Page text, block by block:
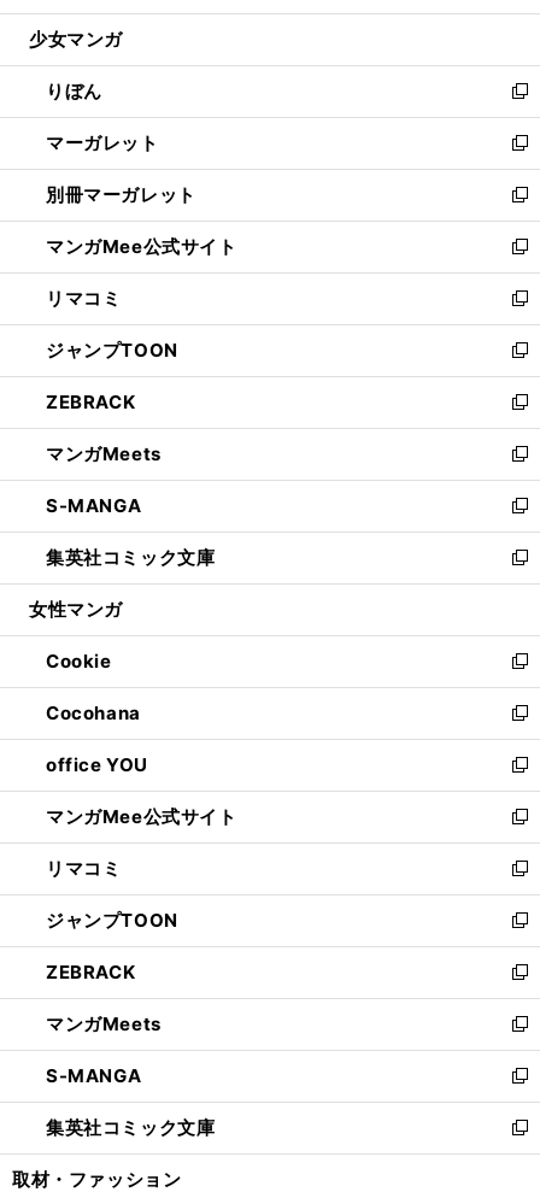
開
ウ
開
く
ン
ウ
で
開
く
ウ
ン
ド
ウ
で
開
く
し
ウ
ィ
ン
ド
ウ
で
開
く
少女マンガ
りぼん
新
し
い
ウ
ィ
ン
ド
ウ
で
開
く
マーガレット
新
し
い
ウ
ィ
ン
ド
ウ
で
開
く
別冊マーガレット
新
し
い
ウ
ィ
ン
ド
ウ
で
開
く
マンガMee公式サイト
新
し
い
ウ
ィ
ン
ド
ウ
で
開
く
リマコミ
新
し
い
ウ
ィ
ン
ド
ウ
で
開
く
ジャンプTOON
新
し
い
ウ
ィ
ン
ド
ウ
で
開
ZEBRACK
新
し
い
ウ
ィ
ン
ド
ウ
開
く
マンガMeets
新
し
い
ウ
ィ
ン
ウ
で
開
く
S-MANGA
新
し
い
ウ
ン
ド
ウ
で
開
く
集英社コミック文庫
新
し
ウ
ィ
ン
ド
ウ
で
開
く
女性マンガ
Cookie
新
し
い
ウ
ィ
ン
ド
ウ
で
開
く
Cocohana
新
し
い
ウ
ィ
ン
ド
ウ
で
開
く
office YOU
新
し
い
ウ
ィ
ン
ド
ウ
で
開
く
マンガMee公式サイト
新
し
い
ウ
ィ
ン
ド
ウ
で
開
く
リマコミ
新
し
い
ウ
ィ
ン
ド
ウ
で
開
く
ジャンプTOON
新
し
い
ウ
ィ
ン
ド
ウ
で
開
ZEBRACK
新
し
い
ウ
ィ
ン
ド
ウ
マンガMeets
新
し
い
ウ
ィ
ン
S-MANGA
新
し
い
ウ
集英社コミック文庫
新
し
取材・ファッション